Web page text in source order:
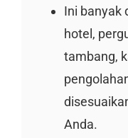
Ini banyak
hotel,
tambang,
Anda.